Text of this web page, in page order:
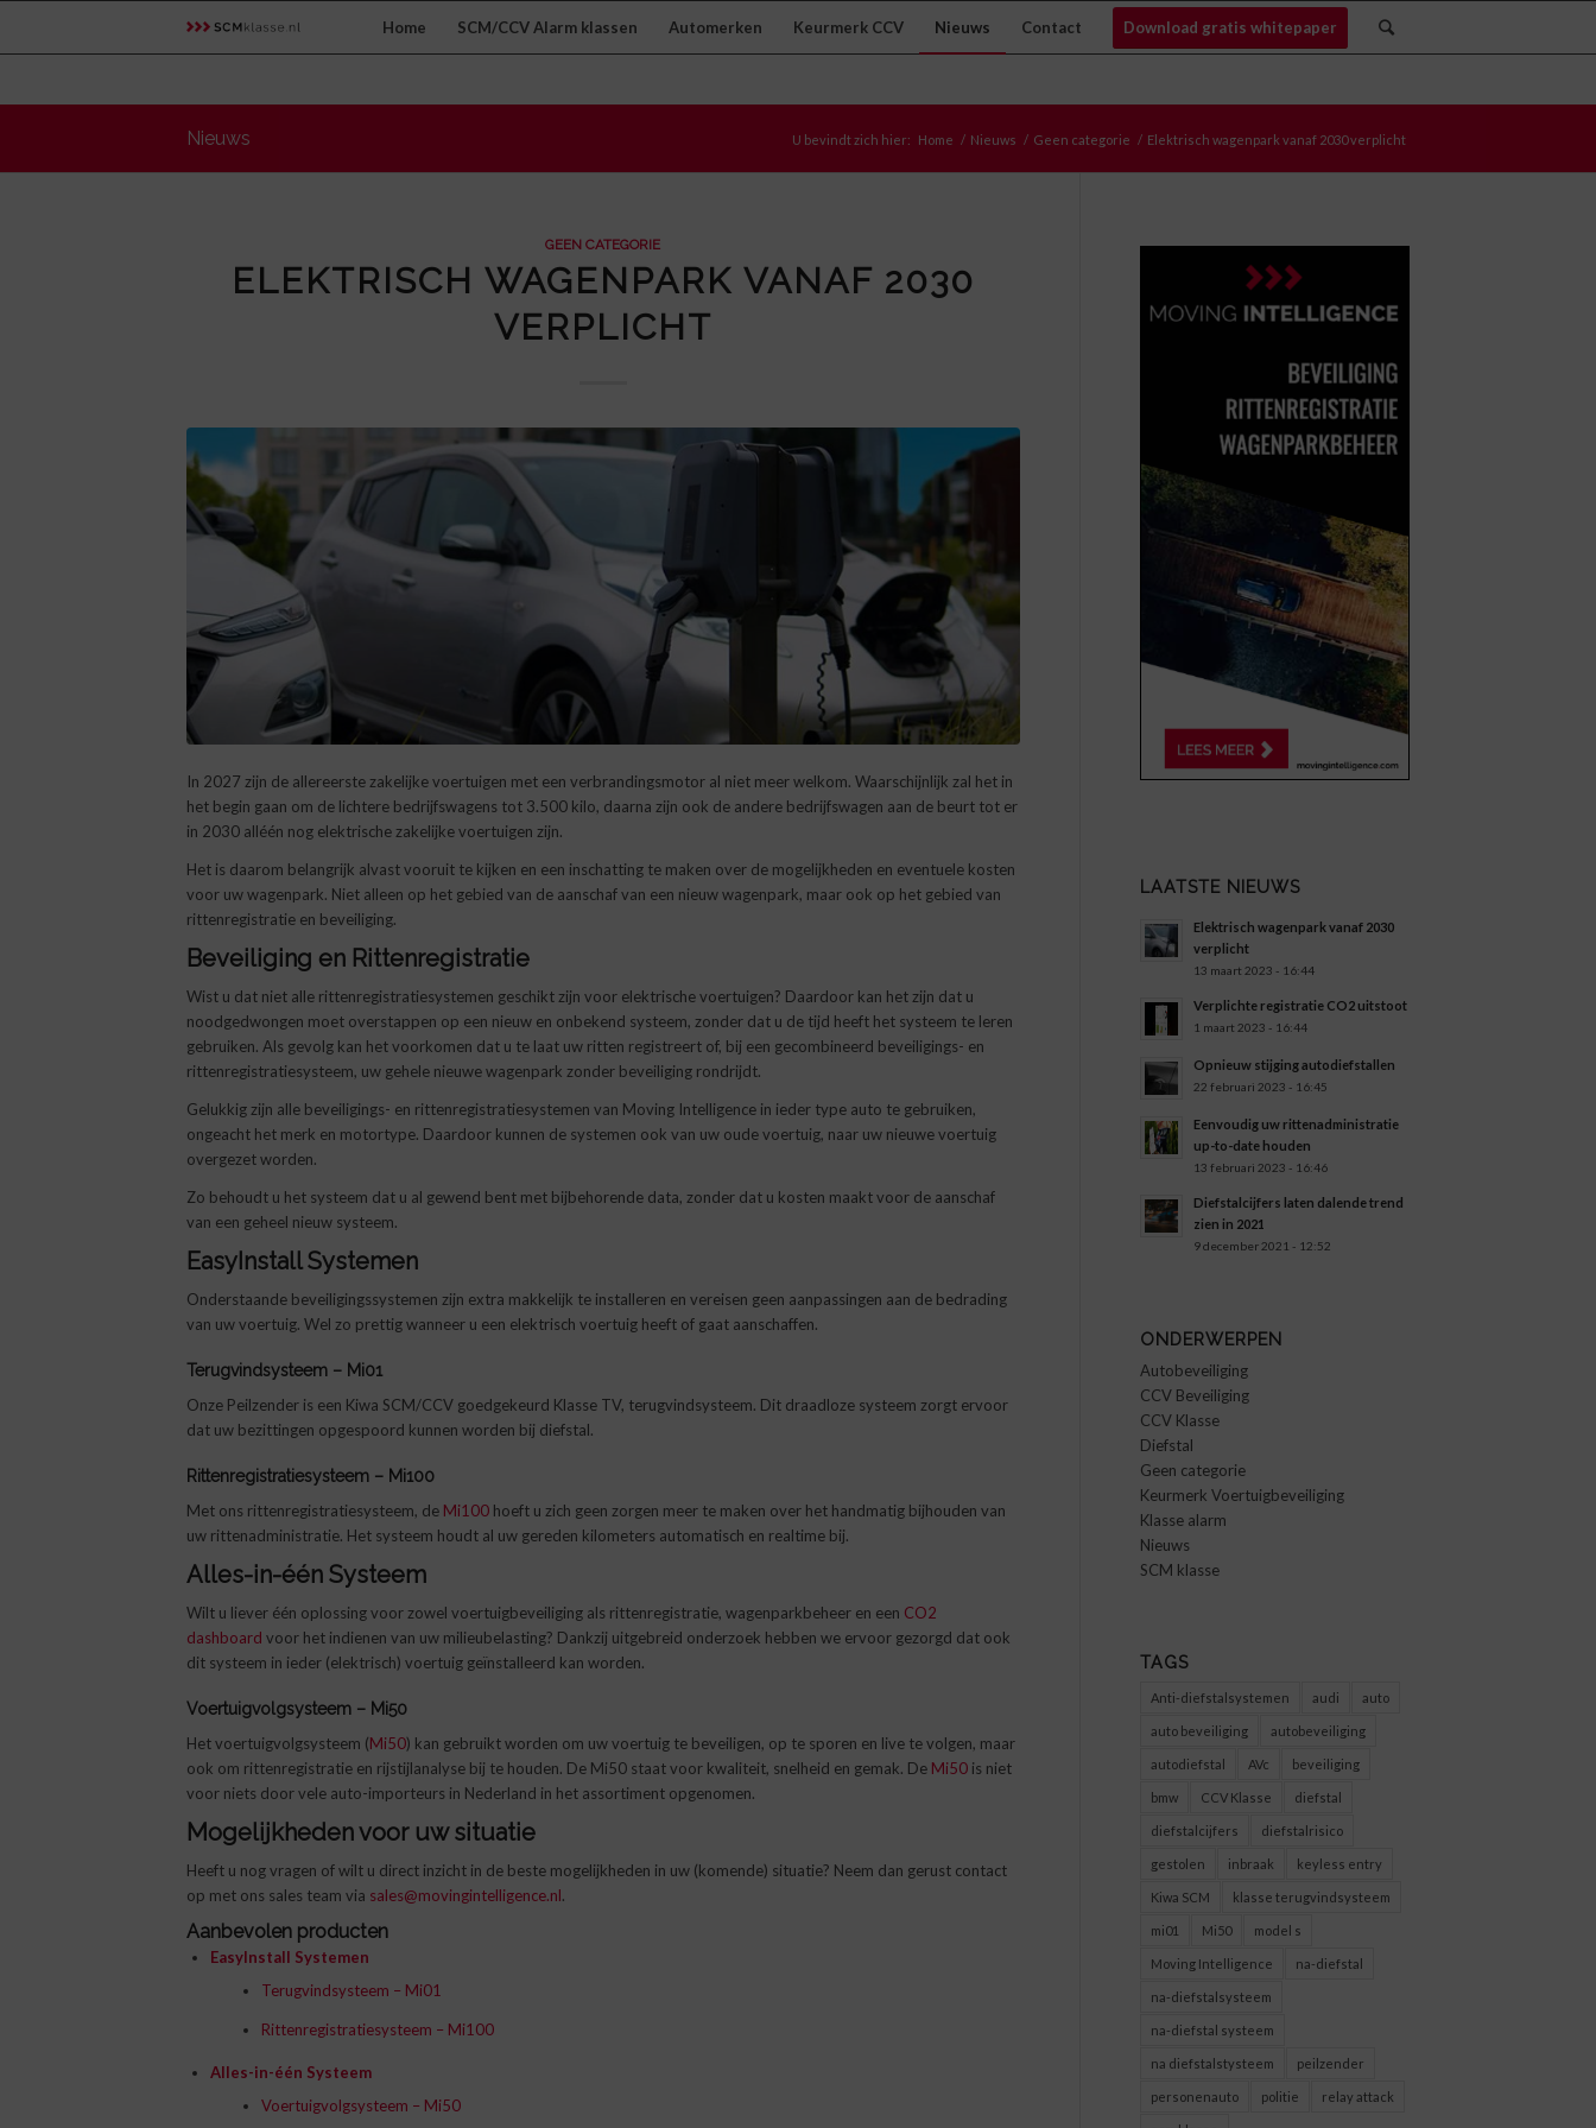
Home SCM/CCV Alarm klassen Automerken Keurmerk CCV Nieuws Contact Download gratis whitepaper
Nieuws U bevindt zich hier: Home / Nieuws / Geen categorie / Elektrisch wagenpark vanaf 2030 verplicht
GEEN CATEGORIE
ELEKTRISCH WAGENPARK VANAF 2030
VERPLICHT
In 2027 zijn de allereerste zakelijke voertuigen met een verbrandingsmotor al niet meer welkom. Waarschijnlijk zal het in
het begin gaan om de lichtere bedrijfswagens tot 3.500 kilo, daarna zijn ook de andere bedrijfswagen aan de beurt tot er
in 2030 alléén nog elektrische zakelijke voertuigen zijn.
Het is daarom belangrijk alvast vooruit te kijken en een inschatting te maken over de mogelijkheden en eventuele kosten
voor uw wagenpark. Niet alleen op het gebied van de aanschaf van een nieuw wagenpark, maar ook op het gebied van
rittenregistratie en beveiliging.
Beveiliging en Rittenregistratie
Wist u dat niet alle rittenregistratiesystemen geschikt zijn voor elektrische voertuigen? Daardoor kan het zijn dat u
noodgedwongen moet overstappen op een nieuw en onbekend systeem, zonder dat u de tijd heeft het systeem te leren
gebruiken. Als gevolg kan het voorkomen dat u te laat uw ritten registreert of, bij een gecombineerd beveiligings- en
rittenregistratiesysteem, uw gehele nieuwe wagenpark zonder beveiliging rondrijdt.
Gelukkig zijn alle beveiligings- en rittenregistratiesystemen van Moving Intelligence in ieder type auto te gebruiken,
ongeacht het merk en motortype. Daardoor kunnen de systemen ook van uw oude voertuig, naar uw nieuwe voertuig
overgezet worden.
Zo behoudt u het systeem dat u al gewend bent met bijbehorende data, zonder dat u kosten maakt voor de aanschaf
van een geheel nieuw systeem.
EasyInstall Systemen
Onderstaande beveiligingssystemen zijn extra makkelijk te installeren en vereisen geen aanpassingen aan de bedrading
van uw voertuig. Wel zo prettig wanneer u een elektrisch voertuig heeft of gaat aanschaffen.
Terugvindsysteem – Mi01
Onze Peilzender is een Kiwa SCM/CCV goedgekeurd Klasse TV, terugvindsysteem. Dit draadloze systeem zorgt ervoor
dat uw bezittingen opgespoord kunnen worden bij diefstal.
Rittenregistratiesysteem – Mi100
Met ons rittenregistratiesysteem, de Mi100 hoeft u zich geen zorgen meer te maken over het handmatig bijhouden van
uw rittenadministratie. Het systeem houdt al uw gereden kilometers automatisch en realtime bij.
Alles-in-één Systeem
Wilt u liever één oplossing voor zowel voertuigbeveiliging als rittenregistratie, wagenparkbeheer en een CO2
dashboard voor het indienen van uw milieubelasting? Dankzij uitgebreid onderzoek hebben we ervoor gezorgd dat ook
dit systeem in ieder (elektrisch) voertuig geïnstalleerd kan worden.
Voertuigvolgsysteem – Mi50
Het voertuigvolgsysteem (Mi50) kan gebruikt worden om uw voertuig te beveiligen, op te sporen en live te volgen, maar
ook om rittenregistratie en rijstijlanalyse bij te houden. De Mi50 staat voor kwaliteit, snelheid en gemak. De Mi50 is niet
voor niets door vele auto-importeurs in Nederland in het assortiment opgenomen.
Mogelijkheden voor uw situatie
Heeft u nog vragen of wilt u direct inzicht in de beste mogelijkheden in uw (komende) situatie? Neem dan gerust contact
op met ons sales team via sales@movingintelligence.nl.
Aanbevolen producten
EasyInstall Systemen
Terugvindsysteem – Mi01
Rittenregistratiesysteem – Mi100
Alles-in-één Systeem
Voertuigvolgsysteem – Mi50
LAATSTE NIEUWS
Elektrisch wagenpark vanaf 2030
verplicht
13 maart 2023 - 16:44
Verplichte registratie CO2 uitstoot
1 maart 2023 - 16:44
Opnieuw stijging autodiefstallen
22 februari 2023 - 16:45
Eenvoudig uw rittenadministratie
up-to-date houden
13 februari 2023 - 16:46
Diefstalcijfers laten dalende trend
zien in 2021
9 december 2021 - 12:52
ONDERWERPEN
Autobeveiliging
CCV Beveiliging
CCV Klasse
Diefstal
Geen categorie
Keurmerk Voertuigbeveiliging
Klasse alarm
Nieuws
SCM klasse
TAGS
Anti-diefstalsystemen audi auto
auto beveiliging autobeveiliging
autodiefstal AVc beveiliging
bmw CCV Klasse diefstal
diefstalcijfers diefstalrisico
gestolen inbraak keyless entry
Kiwa SCM klasse terugvindsysteem
mi01 Mi50 model s
Moving Intelligence na-diefstal
na-diefstalsysteem
na-diefstal systeem
na diefstalstysteem peilzender
personenauto politie relay attack